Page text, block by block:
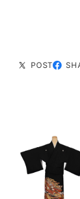
POST